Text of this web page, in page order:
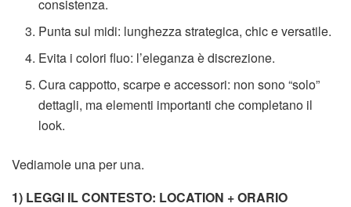
consistenza.
Punta sul midi: lunghezza strategica, chic e versatile.
Evita i colori fluo: l’eleganza è discrezione.
Cura cappotto, scarpe e accessori: non sono “solo”
dettagli, ma elementi importanti che completano il
look.
Vediamole una per una.
1) LEGGI IL CONTESTO: LOCATION + ORARIO